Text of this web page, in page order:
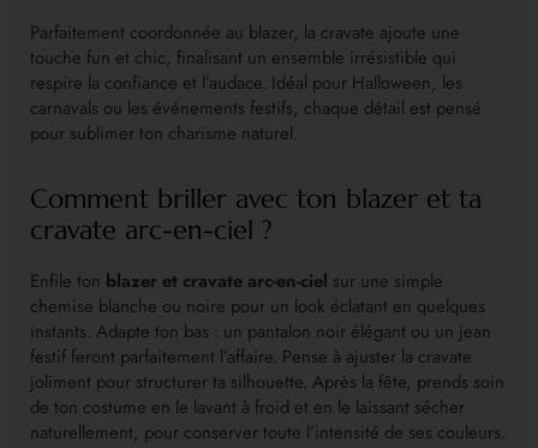
Parfaitement coordonnée au blazer, la cravate ajoute une
touche fun et chic, finalisant un ensemble irrésistible qui
respire la confiance et l’audace. Idéal pour Halloween, les
carnavals ou les événements festifs, chaque détail est pensé
pour sublimer ton charisme naturel.
Comment briller avec ton blazer et ta
cravate arc-en-ciel ?
Enfile ton blazer et cravate arc-en-ciel sur une simple
chemise blanche ou noire pour un look éclatant en quelques
instants. Adapte ton bas : un pantalon noir élégant ou un jean
festif feront parfaitement l’affaire. Pense à ajuster la cravate
joliment pour structurer ta silhouette. Après la fête, prends soin
de ton costume en le lavant à froid et en le laissant sécher
naturellement, pour conserver toute l’intensité de ses couleurs.